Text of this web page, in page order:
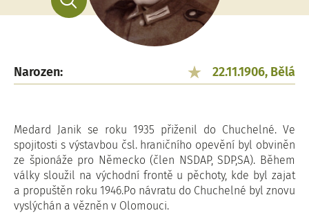
Narozen: 22.11.1906, Bělá
Medard Janik se roku 1935 přiženil do Chuchelné. Ve
spojitosti s výstavbou čsl. hraničního opevění byl obviněn
ze špionáže pro Německo (člen NSDAP, SDP,SA). Během
války sloužil na východní frontě u pěchoty, kde byl zajat
a propuštěn roku 1946.Po návratu do Chuchelné byl znovu
vyslýchán a vězněn v Olomouci.